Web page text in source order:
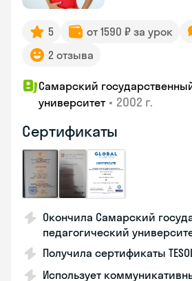
5 от 1590 ₽ за урок
2 отзыва
Самарский
университет • 2002 г.
Сертификаты
Окончила Самарский
педагогический
Получила сертификаты
Использует